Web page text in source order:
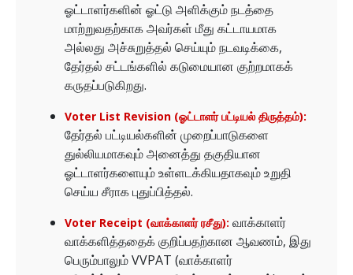
ஓட்டாளர்களின் ஓட்டு அளிக்கும் நடத்தை
மாற்றுவதற்காக அவர்கள் மீது கட்டாயமாக
அல்லது அச்சுறுத்தல் செய்யும் நடவடிக்கை,
தேர்தல் சட்டங்களில் கடுமையான குற்றமாகக்
கருதப்படுகிறது.
Voter List Revision (ஓட்டாளர் பட்டியல் திருத்தம்):
தேர்தல் பட்டியல்களின் முறைப்பாடுகளை
துல்லியமாகவும் அனைத்து தகுதியான
ஓட்டாளர்களையும் உள்ளடக்கியதாகவும் உறுதி
செய்ய சீராக புதுப்பித்தல்.
Voter Receipt (வாக்காளர் ரசீது): வாக்காளர்
வாக்களித்ததைக் குறிப்பதற்கான ஆவணம், இது
பெரும்பாலும் VVPAT (வாக்காளர்